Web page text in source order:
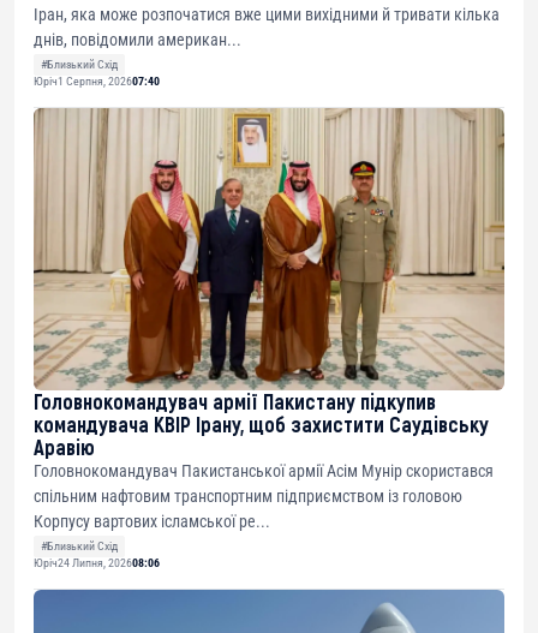
Іран, яка може розпочатися вже цими вихідними й тривати кілька
днів, повідомили американ...
#Близький Схід
Юріч1 Серпня, 202607:40
Головнокомандувач армії Пакистану підкупив
командувача КВІР Ірану, щоб захистити Саудівську
Аравію
Головнокомандувач Пакистанської армії Асім Мунір скористався
спільним нафтовим транспортним підприємством із головою
Корпусу вартових ісламської ре...
#Близький Схід
Юріч24 Липня, 202608:06